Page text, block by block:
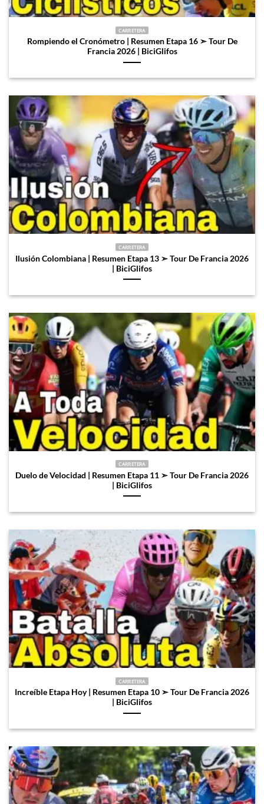
CARRETERA
Rompiendo el Cronómetro | Resumen Etapa 16 ➣ Tour De
Francia 2026 | BiciGlifos
CARRETERA
Ilusión Colombiana | Resumen Etapa 13 ➣ Tour De Francia 2026
| BiciGlifos
CARRETERA
Duelo de Velocidad | Resumen Etapa 11 ➣ Tour De Francia 2026
| BiciGlifos
CARRETERA
Increíble Etapa Hoy | Resumen Etapa 10 ➣ Tour De Francia 2026
| BiciGlifos